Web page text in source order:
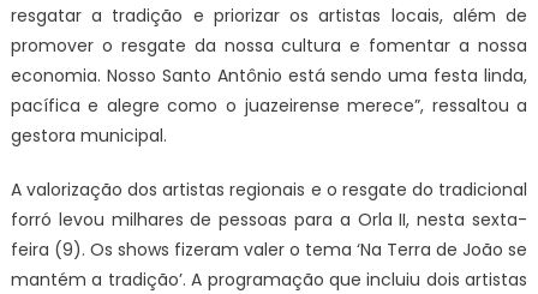
resgatar a tradição e priorizar os artistas locais, além de
promover o resgate da nossa cultura e fomentar a nossa
economia. Nosso Santo Antônio está sendo uma festa linda,
pacífica e alegre como o juazeirense merece”, ressaltou a
gestora municipal.
A valorização dos artistas regionais e o resgate do tradicional
forró levou milhares de pessoas para a Orla II, nesta sexta-
feira (9). Os shows fizeram valer o tema ‘Na Terra de João se
mantém a tradição’. A programação que incluiu dois artistas